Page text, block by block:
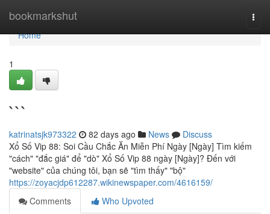
bookmarkshut
Home
Home
1
```
katrinatsjk973322 82 days ago News
Discuss
Xổ Số Vip 88: Soi Cầu Chắc Ăn Miễn Phí Ngày [Ngày] Tìm kiếm
"cách" "đắc giá" để "dò" Xổ Số Vip 88 ngày [Ngày]? Đến với
"website" của chúng tôi, bạn sẽ "tìm thấy" "bộ"
https://zoyacjdp612287.wikinewspaper.com/4616159/
Comments
Who Upvoted